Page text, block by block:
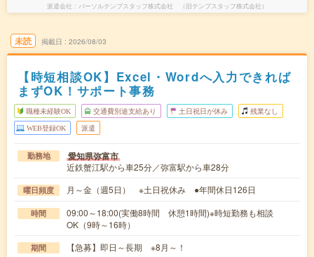
派遣会社 パーソルテンプスタッフ株式会社 （旧テンプスタッフ株式会社）
未読 掲載日 2026/08/03
【時短相談OK】Excel・Wordへ入力できれば
まずOK！サポート事務
職種未経験OK 交通費別途支給あり 土日祝日が休み 残業なし
WEB登録OK 派遣
勤務地 愛知県弥富市
近鉄蟹江駅から車25分／弥富駅から車28分
曜日頻度 月～金（週5日） ※土日祝休み ●年間休日126日
時間
09:00～18:00(実働8時間 休憩1時間)※時短勤務も相談
OK（9時～16時）
期間 【急募】即日～長期 ※8月～！